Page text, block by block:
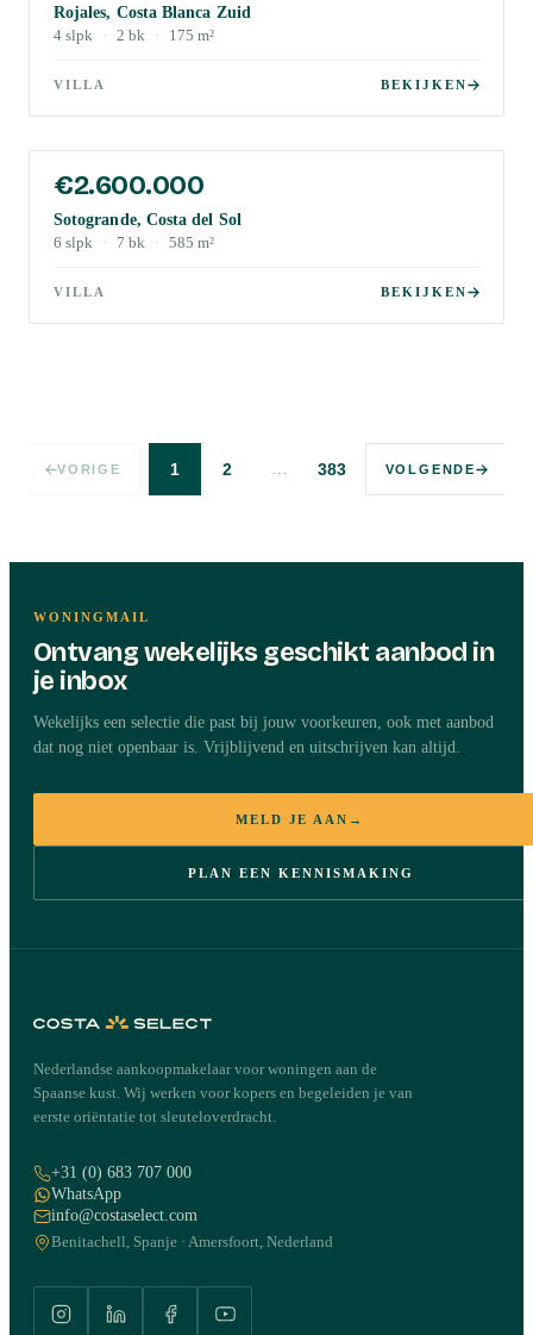
Rojales, Costa Blanca Zuid
4 slpk · 2 bk · 175 m²
VILLA BEKIJKEN
€2.600.000
Sotogrande, Costa del Sol
6 slpk · 7 bk · 585 m²
VILLA BEKIJKEN
VORIGE 1 2 … 383 VOLGENDE
WONINGMAIL
Ontvang wekelijks geschikt aanbod in
je inbox
Wekelijks een selectie die past bij jouw voorkeuren, ook met aanbod
dat nog niet openbaar is. Vrijblijvend en uitschrijven kan altijd.
MELD JE AAN →
PLAN EEN KENNISMAKING
Nederlandse aankoopmakelaar voor woningen aan de
Spaanse kust. Wij werken voor kopers en begeleiden je van
eerste oriëntatie tot sleuteloverdracht.
+31 (0) 683 707 000
WhatsApp
info@costaselect.com
Benitachell, Spanje · Amersfoort, Nederland